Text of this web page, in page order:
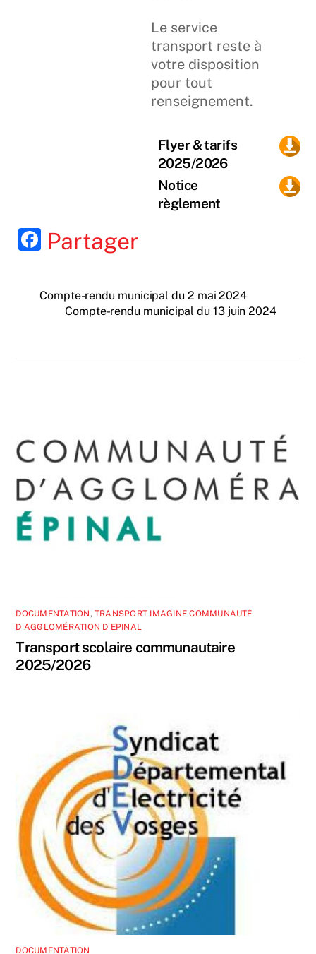
Le service
transport reste à
votre disposition
pour tout
renseignement.
Flyer & tarifs
2025/2026
Notice
règlement
F
c
e
Partager
Compte-rendu municipal du 2 mai 2024
Compte-rendu municipal du 13 juin 2024
DOCUMENTATION ,TRANSPORT IMAGINE COMMUNAUTÉ
D'AGGLOMÉRATION D'EPINAL
Transport scolaire communautaire
2025/2026
DOCUMENTATION